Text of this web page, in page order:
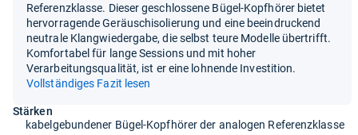
Referenzklasse. Dieser geschlossene Bügel-Kopfhörer bietet
hervorragende Geräuschisolierung und eine beeindruckend
neutrale Klangwiedergabe, die selbst teure Modelle übertrifft.
Komfortabel für lange Sessions und mit hoher
Verarbeitungsqualität, ist er eine lohnende Investition.
Vollständiges Fazit lesen
Stärken
kabelgebundener Bügel-Kopfhörer der analogen Referenzklasse